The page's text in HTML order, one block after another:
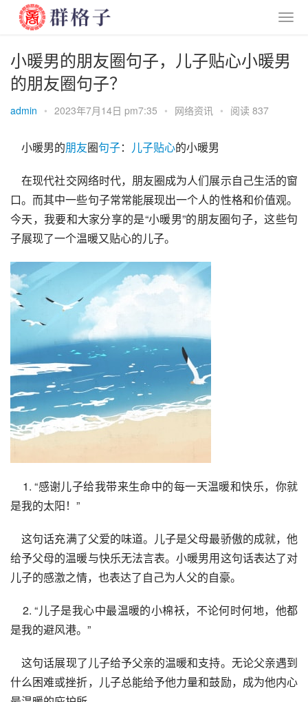
小暖男的朋友圈句子，儿子贴心小暖男
的朋友圈句子？
admin • 2023年7月14日 pm7:35 • 网络资讯 • 阅读 837
    小暖男的
朋友圈句子： 儿子贴心的小暖男
    在现代社交网络时代，朋友圈成为人们展示自己生活的窗
口。而其中一些句子常常能展现出一个人的性格和价值观。
今天，我要和大家分享的是“小暖男”的朋友圈句子，这些句
子展现了一个温暖又贴心的儿子。
是我的太阳！”
    这句话充满了父爱的味道。儿子是父母最骄傲的成就，他
给予父母的温暖与快乐无法言表。小暖男用这句话表达了对
儿子的感激之情，也表达了自己为人父的自豪。
是我的避风港。”
    这句话展现了儿子给予父亲的温暖和支持。无论父亲遇到
什么困难或挫折，儿子总能给予他力量和鼓励，成为他内心